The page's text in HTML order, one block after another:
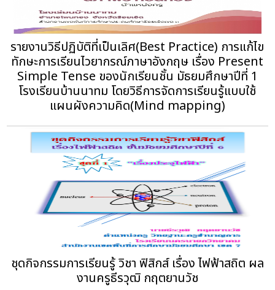
รายงานวิธีปฏิบัติที่เป็นเลิศ(Best Practice) การแก้ไข
ทักษะการเรียนไวยากรณ์ภาษาอังกฤษ เรื่อง Present
Simple Tense ของนักเรียนชั้น มัธยมศึกษาปีที่ 1
โรงเรียนบ้านนาทม โดยวิธีการจัดการเรียนรู้แบบใช้
แผนผังความคิด(Mind mapping)
ชุดกิจกรรมการเรียนรู้ วิชา ฟิสิกส์ เรื่อง ไฟฟ้าสถิต ผล
งานครูธีรวุฒิ กฤตยานวัช